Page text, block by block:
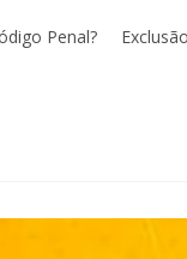
Penal?